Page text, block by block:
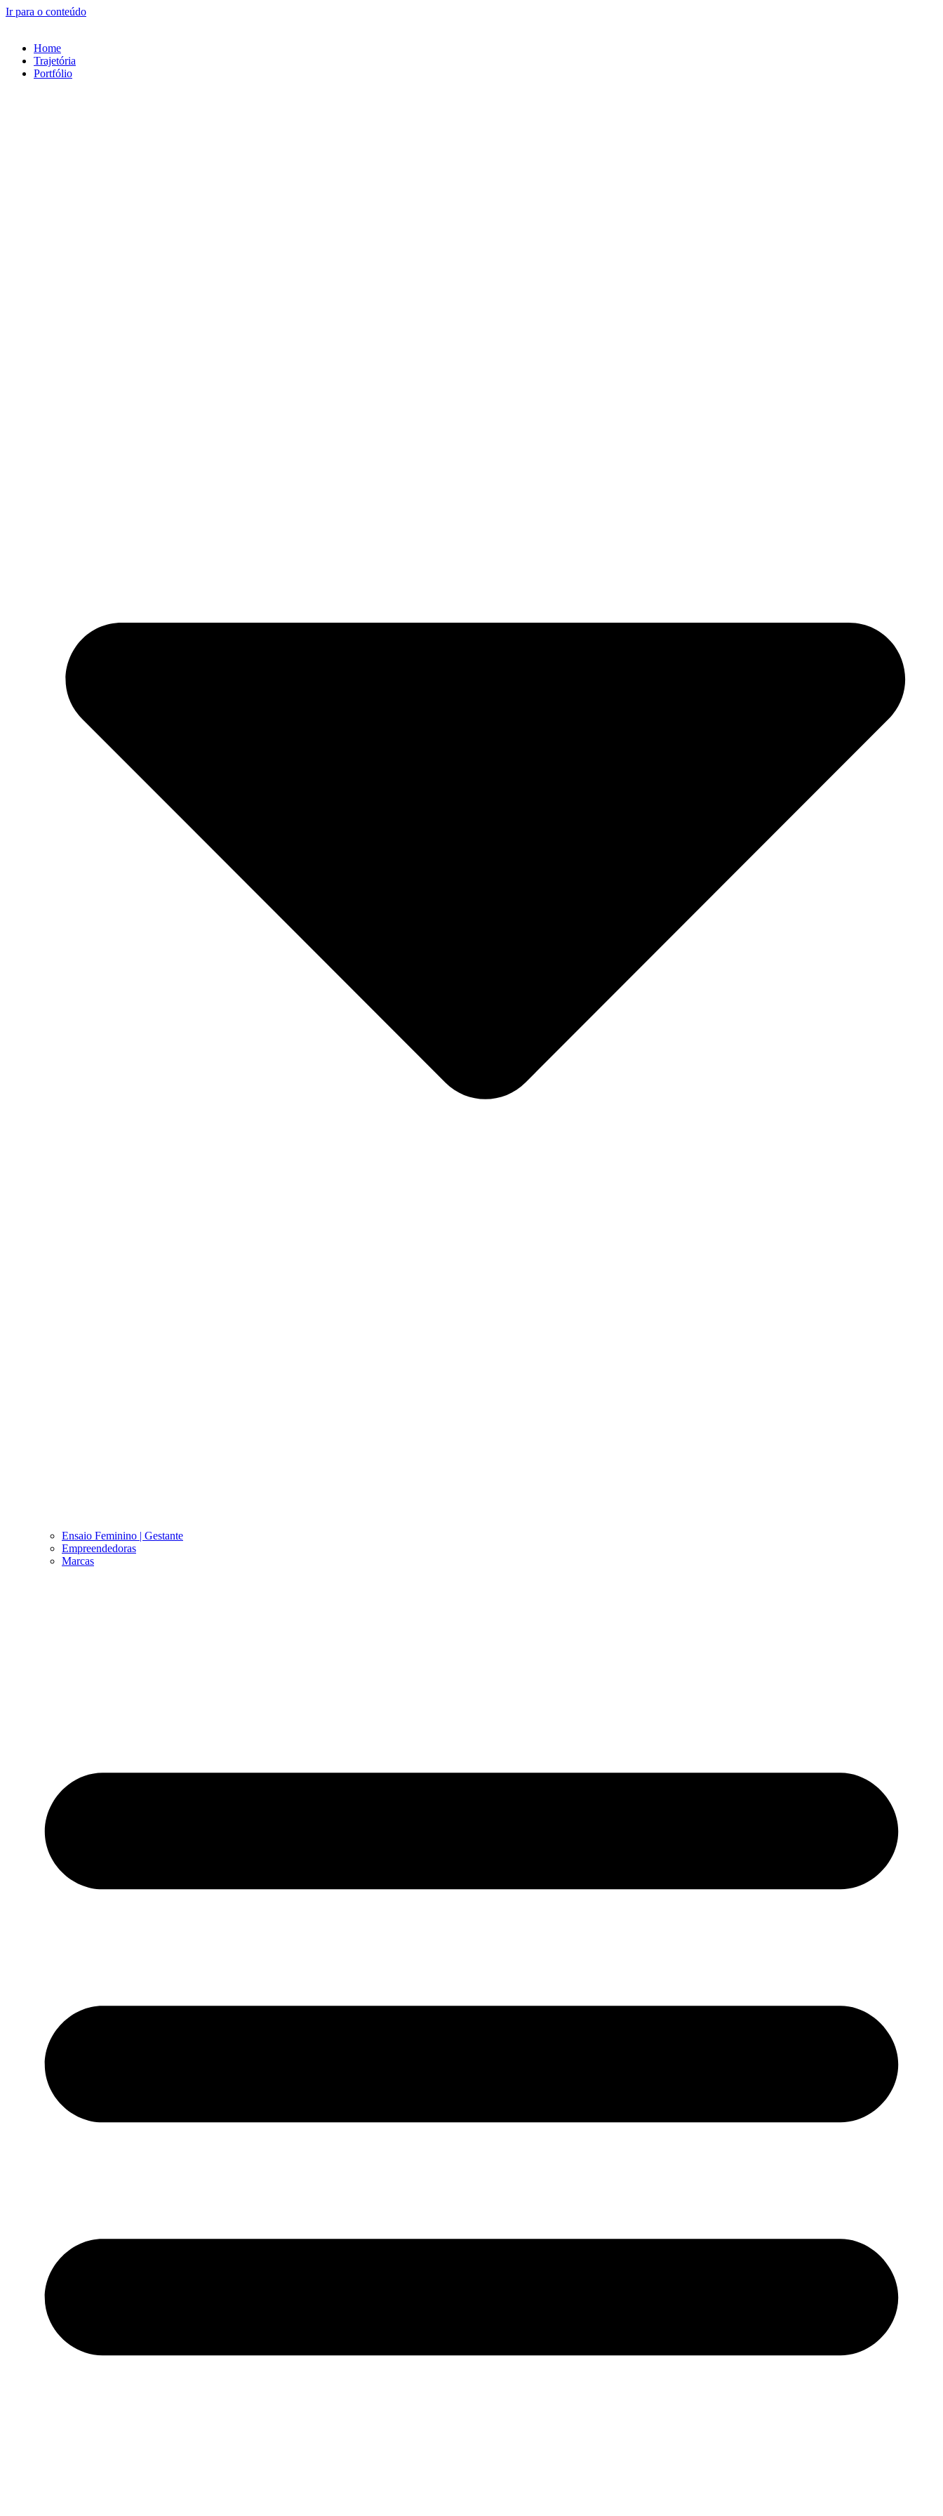
Ir para o conteúdo
Home
Trajetória
Portfólio
Ensaio Feminino | Gestante
Empreendedoras
Marcas